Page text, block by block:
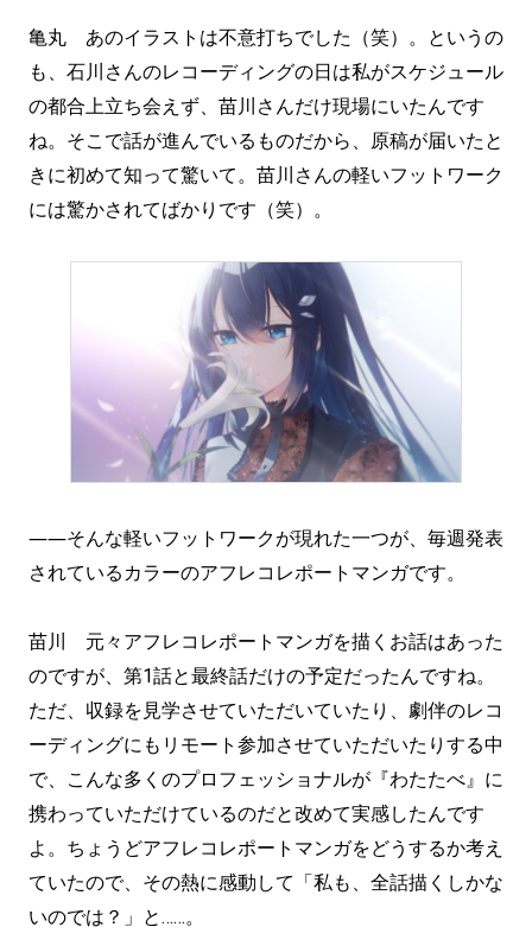
亀丸 あのイラストは不意打ちでした（笑）。というの
も、石川さんのレコーディングの日は私がスケジュール
の都合上立ち会えず、苗川さんだけ現場にいたんです
ね。そこで話が進んでいるものだから、原稿が届いたと
きに初めて知って驚いて。苗川さんの軽いフットワーク
には驚かされてばかりです（笑）。
――そんな軽いフットワークが現れた一つが、毎週発表
されているカラーのアフレコレポートマンガです。
苗川 元々アフレコレポートマンガを描くお話はあった
のですが、第1話と最終話だけの予定だったんですね。
ただ、収録を見学させていただいていたり、劇伴のレコ
ーディングにもリモート参加させていただいたりする中
で、こんな多くのプロフェッショナルが『わたたべ』に
携わっていただけているのだと改めて実感したんです
よ。ちょうどアフレコレポートマンガをどうするか考え
ていたので、その熱に感動して「私も、全話描くしかな
いのでは？」と……。